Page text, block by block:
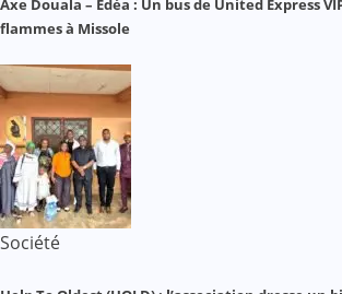
Axe Douala – Edéa : Un bus de United Express
flammes à Missole
Société